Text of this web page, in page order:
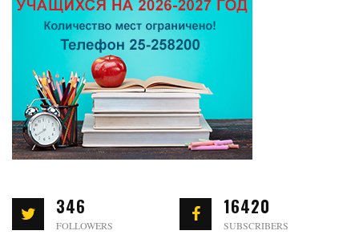
346
FOLLOWERS
16420
SUBSCRIBERS